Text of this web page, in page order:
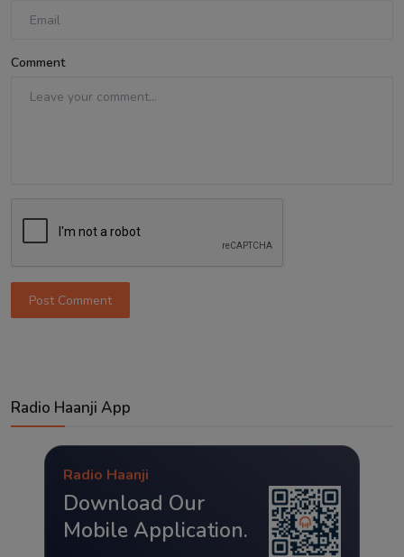
Comment
Post Comment
Radio Haanji App
Radio Haanji
Download Our
Mobile Application.